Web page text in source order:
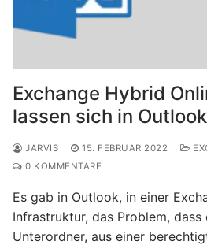
Exchange Hybrid
lassen sich in
JARVIS 15. FEBRUAR 2022
0 KOMMENTARE
Es gab in Outlook, in einer
Infrastruktur, das Problem, dass
Unterordner, aus einer